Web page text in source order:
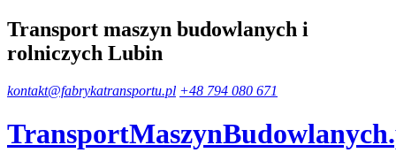
Transport maszyn budowlanych i
rolniczych Lubin
kontakt@fabrykatransportu.pl +48 794 080 671
TransportMaszynBudowlanych